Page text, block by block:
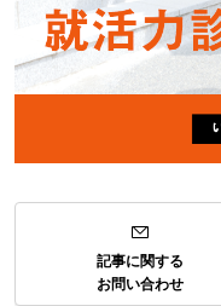
記事に関する
お問い合わせ